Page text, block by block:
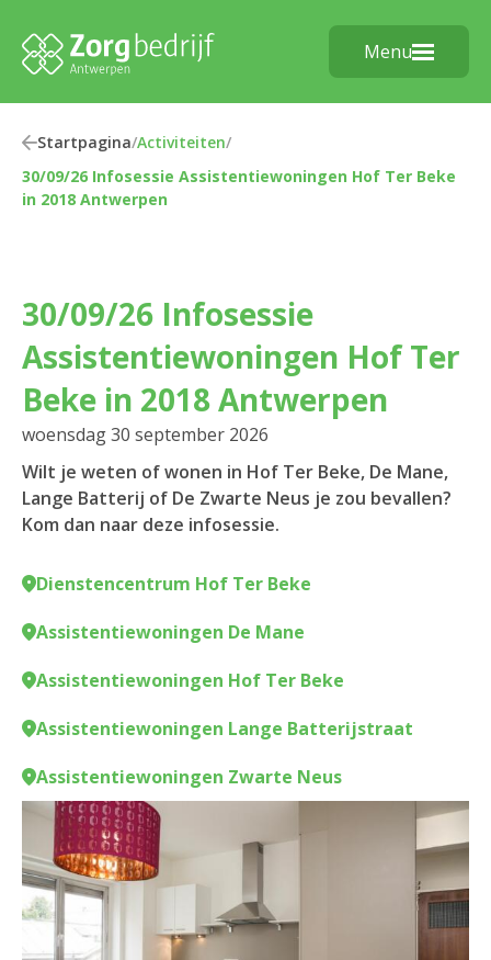
Menu
Startpagina/Activiteiten/
30/09/26 Infosessie Assistentiewoningen Hof Ter Beke
in 2018 Antwerpen
30/09/26 Infosessie
Assistentiewoningen Hof Ter
Beke in 2018 Antwerpen
woensdag 30 september 2026
Wilt je weten of wonen in Hof Ter Beke, De Mane,
Lange Batterij of De Zwarte Neus je zou bevallen?
Kom dan naar deze infosessie.
Dienstencentrum Hof Ter Beke
Assistentiewoningen De Mane
Assistentiewoningen Hof Ter Beke
Assistentiewoningen Lange Batterijstraat
Assistentiewoningen Zwarte Neus